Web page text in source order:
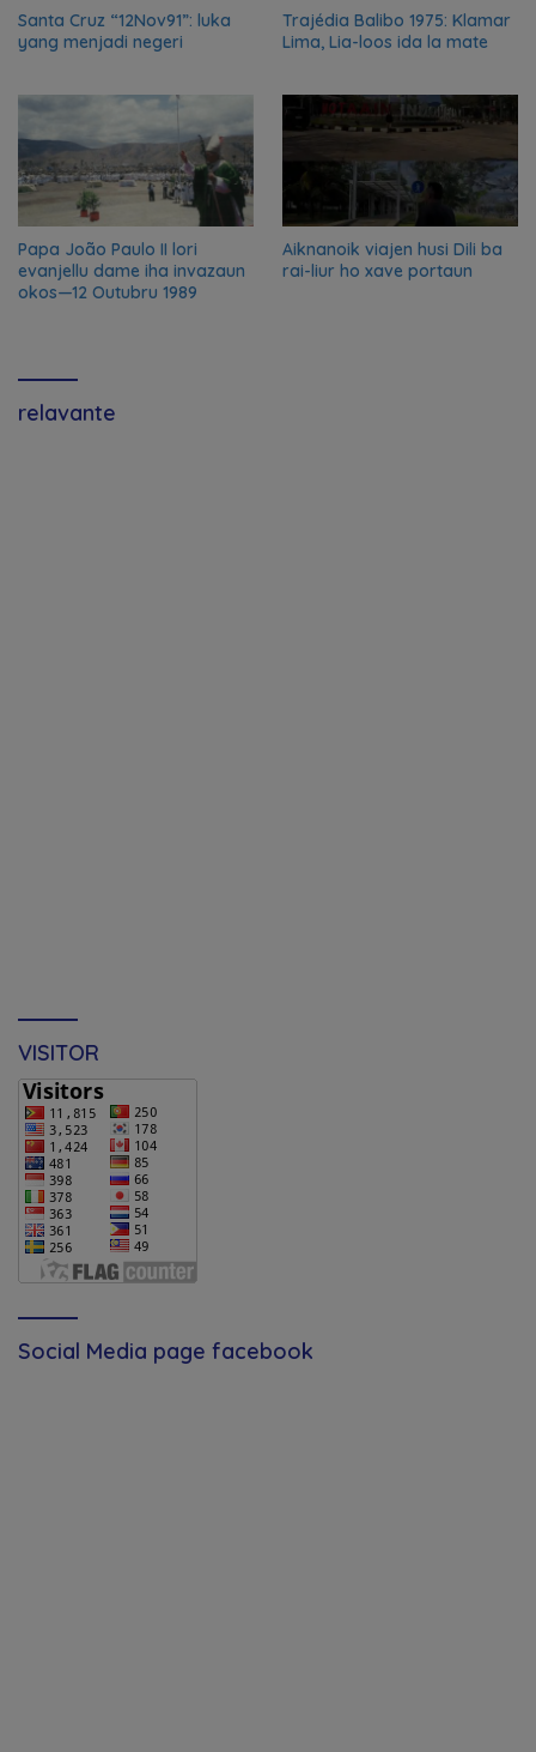
Santa Cruz “12Nov91”: luka
yang menjadi negeri
Trajédia Balibo 1975: Klamar
Lima, Lia-loos ida la mate
Papa João Paulo II lori
evanjellu dame iha invazaun
okos—12 Outubru 1989
Aiknanoik viajen husi Dili ba
rai-liur ho xave portaun
relavante
VISITOR
Social Media page facebook